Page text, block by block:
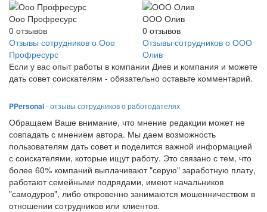
Ооо Профресурс
0 отзывов
Отзывы сотрудников о Ооо
Профресурс
ООО Олив
0 отзывов
Отзывы сотрудников о ООО
Олив
Если у вас опыт работы в компании Диев и компания и можете
дать совет соискателям - обязательно оставьте комментарий.
PPersonal- отзывы сотрудников о работодателях
Обращаем Ваше внимание, что мнение редакции может не
совпадать с мнением автора. Мы даем возможность
пользователям дать совет и поделится важной информацией
с соискателями, которые ищут работу. Это связано с тем, что
более 60% компаний выплачивают "серую" заработную плату,
работают семейными подрядами, имеют начальников
"самодуров", либо откровенно занимаются мошенничеством в
отношении сотрудников или клиентов.